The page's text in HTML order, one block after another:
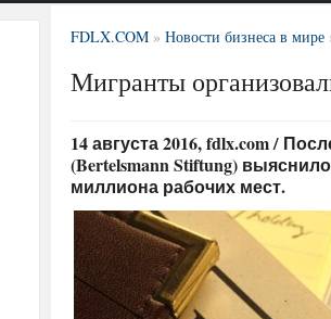
FDLX.COM » Новости бизнеса в мире
Мигранты
14 августа 2016, fdlx.com /
(Bertelsmann Stiftung)
миллиона рабочих мест.